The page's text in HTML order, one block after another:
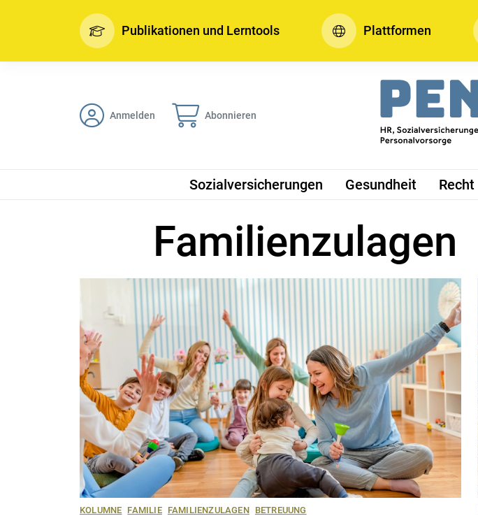
Publikationen und Lerntools Plattformen
Anmelden Abonnieren
Sozialversicherungen Gesundheit Recht
Familienzulagen
KOLUMNE FAMILIE FAMILIENZULAGEN BETREUUNG